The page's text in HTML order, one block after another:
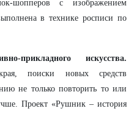
шопперов с изображением
в технике росписи по
прикладного искусства.
поиски новых средств
не только повторить то или
Проект «Рушник – история